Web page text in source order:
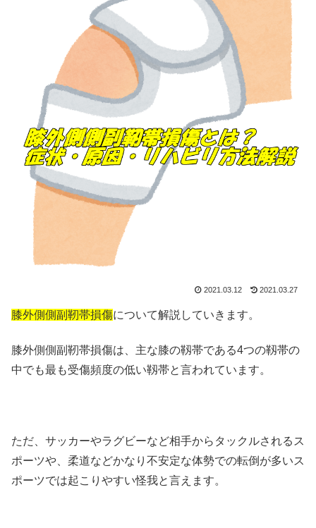
2021.03.12 2021.03.27
膝外側側副靭帯損傷について解説していきます。
膝外側側副靭帯損傷は、主な膝の靱帯である4つの靱帯の
中でも最も受傷頻度の低い靱帯と言われています。
ただ、サッカーやラグビーなど相手からタックルされるス
ポーツや、柔道などかなり不安定な体勢での転倒が多いス
ポーツでは起こりやすい怪我と言えます。